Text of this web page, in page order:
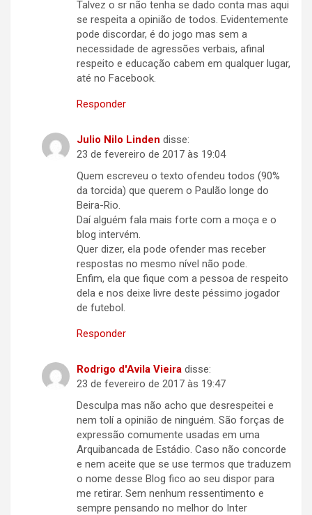
Talvez o sr não tenha se dado conta mas aqui
se respeita a opinião de todos. Evidentemente
pode discordar, é do jogo mas sem a
necessidade de agressões verbais, afinal
respeito e educação cabem em qualquer lugar,
até no Facebook.
Responder
Julio Nilo Linden disse:
23 de fevereiro de 2017 às 19:04
Quem escreveu o texto ofendeu todos (90%
da torcida) que querem o Paulão longe do
Beira-Rio.
Daí alguém fala mais forte com a moça e o
blog intervém.
Quer dizer, ela pode ofender mas receber
respostas no mesmo nível não pode.
Enfim, ela que fique com a pessoa de respeito
dela e nos deixe livre deste péssimo jogador
de futebol.
Responder
Rodrigo d'Avila Vieira disse:
23 de fevereiro de 2017 às 19:47
Desculpa mas não acho que desrespeitei e
nem tolí a opinião de ninguém. São forças de
expressão comumente usadas em uma
Arquibancada de Estádio. Caso não concorde
e nem aceite que se use termos que traduzem
o nome desse Blog fico ao seu dispor para
me retirar. Sem nenhum ressentimento e
sempre pensando no melhor do Inter